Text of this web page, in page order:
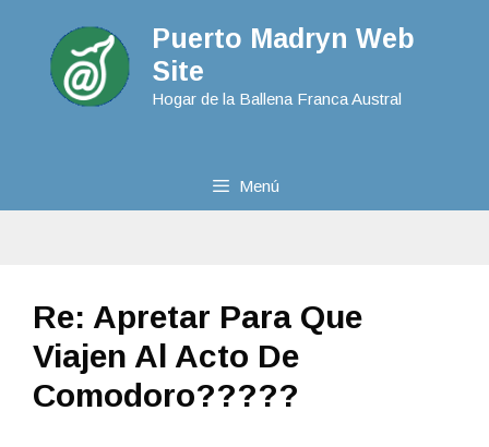
Puerto Madryn Web
Site
Hogar de la Ballena Franca Austral
Menú
Re: Apretar Para Que
Viajen Al Acto De
Comodoro?????